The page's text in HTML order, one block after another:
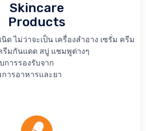
Skincare
Products
ไม่ว่าจะเป็น เครื่องสำอาง เซรั่ม ครีม
รีมกันแดด สบู่ แชมพูต่างๆ
การรองรับจาก
ารอาหารและยา